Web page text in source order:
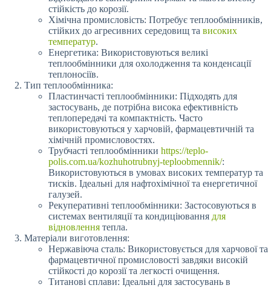
стійкість до корозії.
Хімічна промисловість: Потребує теплообмінників,
стійких до агресивних середовищ та високих
температур.
Енергетика: Використовуються великі
теплообмінники для охолодження та конденсації
теплоносіїв.
Тип теплообмінника:
Пластинчасті теплообмінники: Підходять для
застосувань, де потрібна висока ефективність
теплопередачі та компактність. Часто
використовуються у харчовій, фармацевтичній та
хімічній промисловостях.
Трубчасті теплообмінники https://teplo-
polis.com.ua/kozhuhotrubnyj-teploobmennik/:
Використовуються в умовах високих температур та
тисків. Ідеальні для нафтохімічної та енергетичної
галузей.
Рекуперативні теплообмінники: Застосовуються в
системах вентиляції та кондиціювання для
відновлення тепла.
Матеріали виготовлення:
Нержавіюча сталь: Використовується для харчової та
фармацевтичної промисловості завдяки високій
стійкості до корозії та легкості очищення.
Титанові сплави: Ідеальні для застосувань в